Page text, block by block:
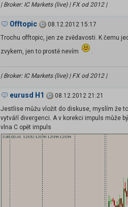
| Broker: IC Markets (live) | FX od 2012 |
Offtopic
08.12.2012 15:17
Trochu offtopic, jen ze zvědavosti. K čemu
zvykem, jen to prostě nevím
.
| Broker: IC Markets (live) | FX od 2012 |
eurusd H1
08.12.2012 21:21
Jestlise můžu vložit do diskuse, myslím že
vytváří divergenci. A v korekci impuls může
vlna C opět impuls